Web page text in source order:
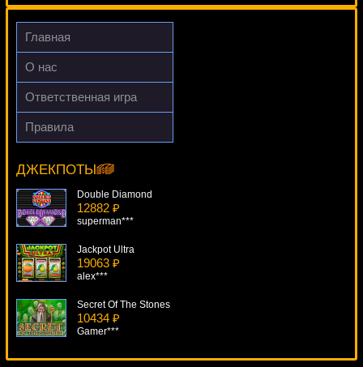
Lights
1870 ₽
blogolet***
Главная
О нас
Ответственная игра
Правила
ДЖЕКПОТЫ
Greedy Goblins
Gamer***
Double Diamond
12882 ₽
superman***
Jackpot Ultra
19063 ₽
alex***
Secret Of The Stones
10434 ₽
Gamer***
Pacific Attack